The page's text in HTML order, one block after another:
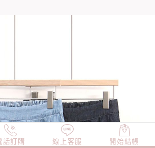
話訂購 線上客服 開始結帳
長精選 TOP100 小編穿搭